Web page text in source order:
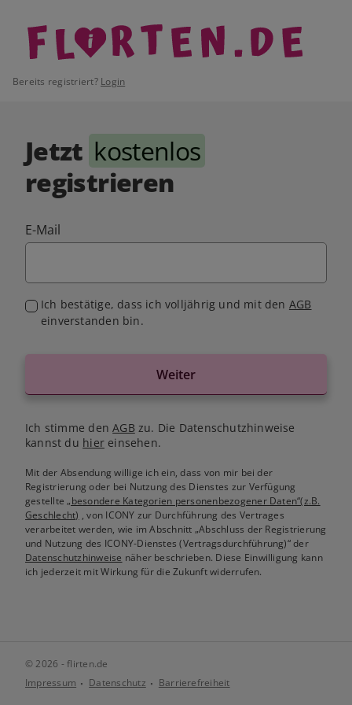
Bereits registriert? Login
Jetzt kostenlos
registrieren
E-Mail
Ich bestätige, dass ich volljährig und mit den AGB
einverstanden bin.
Weiter
Ich stimme denAGB zu. Die Datenschutzhinweise
kannst du hiereinsehen.
Mit der Absendung willige ich ein, dass von mir bei der
Registrierung oder bei Nutzung des Dienstes zur Verfügung
gestellte„besondere Kategorien personenbezogener Daten“(z.B.
Geschlecht) , von ICONY zur Durchführung des Vertrages
verarbeitet werden, wie im Abschnitt „Abschluss der Registrierung
und Nutzung des ICONY-Dienstes (Vertragsdurchführung)“ der
Datenschutzhinweise näher beschrieben. Diese Einwilligung kann
ich jederzeit mit Wirkung für die Zukunft widerrufen.
© 2026 - flirten.de
Impressum
Datenschutz Barrierefreiheit